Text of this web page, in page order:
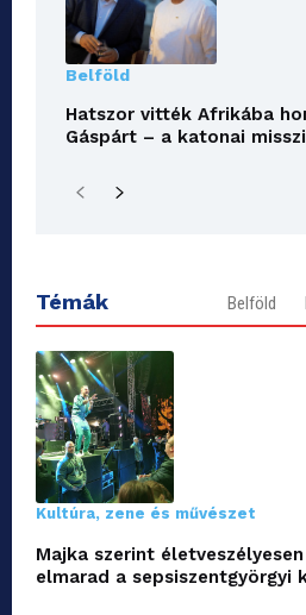
Belföld
Hatszor vitték Afrikába
Gáspárt – a katonai
Témák Belföld
Kultúra, zene és művészet
Majka szerint
elmarad a sepsiszentgyörgyi